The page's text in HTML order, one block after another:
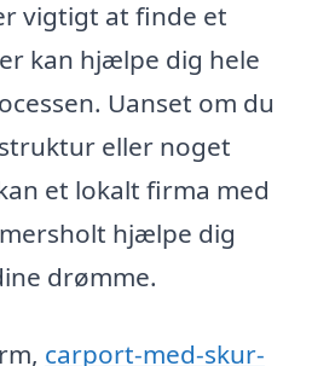
vigtigt at finde et
kan hjælpe dig hele
Uanset om du
eller noget
et lokalt firma med
hjælpe dig
drømme.
carport-med-skur-